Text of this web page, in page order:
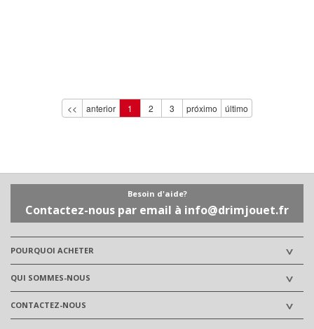
<< anterior 1 2 3 próximo último
Besoin d'aide?
Contactez-nous par email à info@drimjouet.fr
POURQUOI ACHETER
QUI SOMMES-NOUS
CONTACTEZ-NOUS